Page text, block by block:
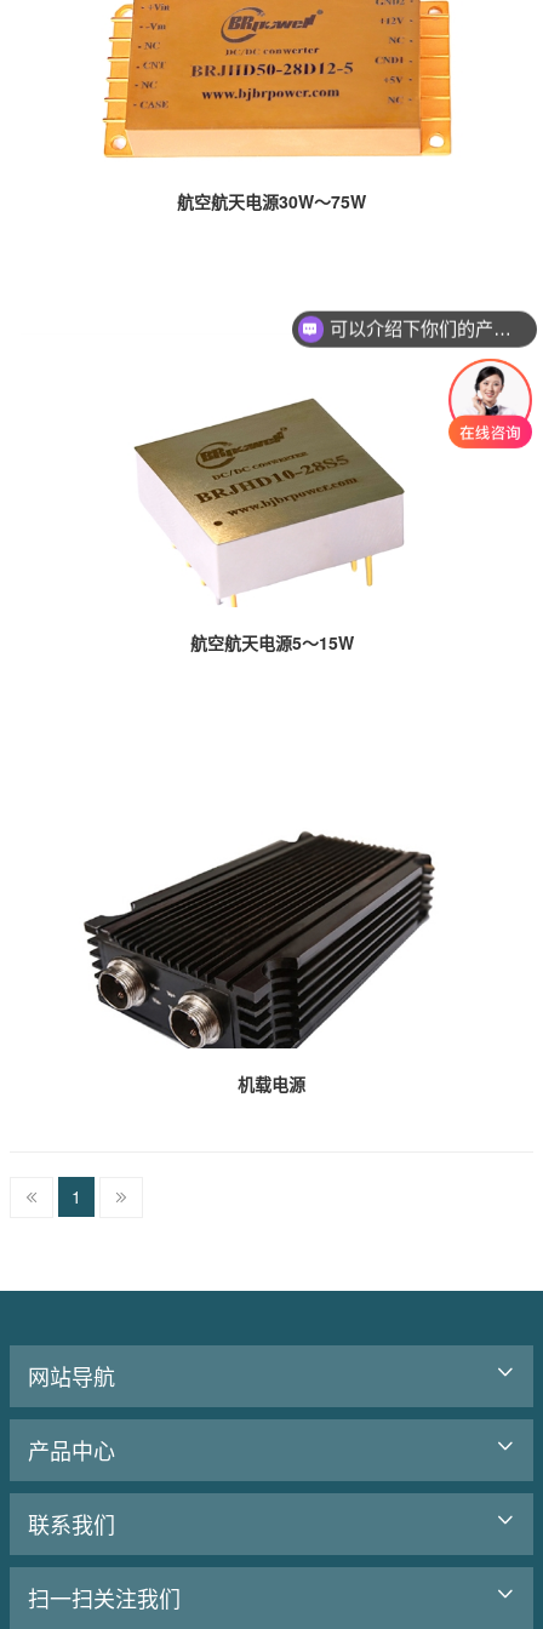
航空航天电源30W～75W
航空航天电源5～15W
机载电源
1
网站导航
产品中心
联系我们
扫一扫关注我们
可以介绍下你们的产品么